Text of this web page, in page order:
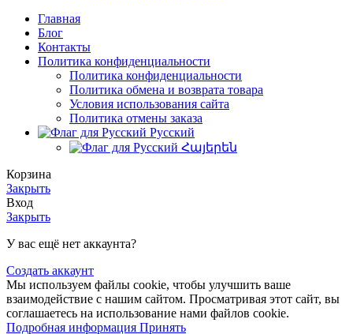
Главная
Блог
Контакты
Политика конфиденциальности
Политика конфиденциальности
Политика обмена и возврата товара
Условия использования сайта
Политика отмены заказа
Русский
Հայերեն
Корзина
Закрыть
Вход
Закрыть
У вас ещё нет аккаунта?
Создать аккаунт
Мы используем файлы cookie, чтобы улучшить ваше
взаимодействие с нашим сайтом. Просматривая этот сайт, вы
соглашаетесь на использование нами файлов cookie.
Подробная информация Подробная
Принять